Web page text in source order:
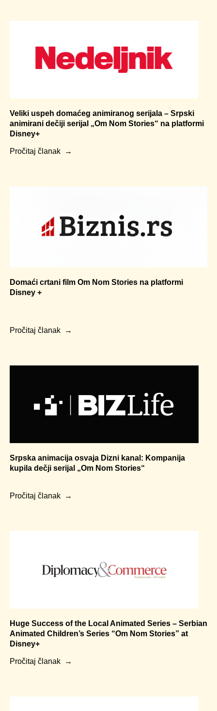
Veliki uspeh domaćeg animiranog serijala – Srpski
animirani dečiji serijal „Om Nom Stories“ na platformi
Disney+
Pročitaj članak
Domaći crtani film Om Nom Stories na platformi
Disney +
Pročitaj članak
Srpska animacija osvaja Dizni kanal: Kompanija
kupila dečji serijal „Om Nom Stories“
Pročitaj članak
Huge Success of the Local Animated Series – Serbian
Animated Children’s Series “Om Nom Stories” at
Disney+
Pročitaj članak